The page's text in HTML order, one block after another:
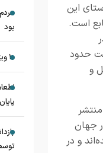
این
است.
حدود
و
جهان
و در
بود
۱۰ ویژگی پیامبر اسلام در آیه ۱۵۷ سوره اعراف